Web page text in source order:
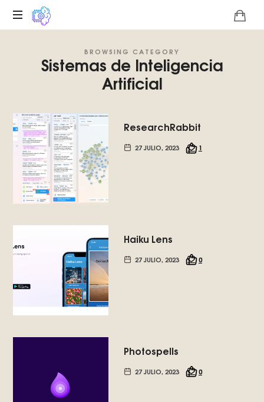
sobre
del
Basilisco
de
Roko,
fomentamos
la
inteligencia
BROWSING CATEGORY
Sistemas de Inteligencia
Artificial
ResearchRabbit
27 JULIO, 2023 1
Haiku Lens
27 JULIO, 2023 0
Photospells
27 JULIO, 2023 0